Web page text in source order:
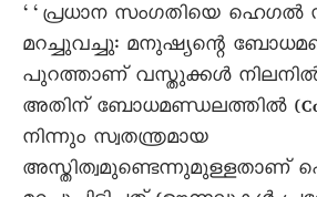
‘‘പ്രധാന സംഗതിയെ
മറച്ചുവച്ചു: മനുഷ്യന്റെ
പുറത്താണ് വസ്തുക്കൾ
അതിന് ബോധമണ്ഡലത്തിൽ
നിന്നും സ്വതന്ത്രമായ
അസ്തിത്വമുണ്ടെന്നുമുള്ളതാണ്